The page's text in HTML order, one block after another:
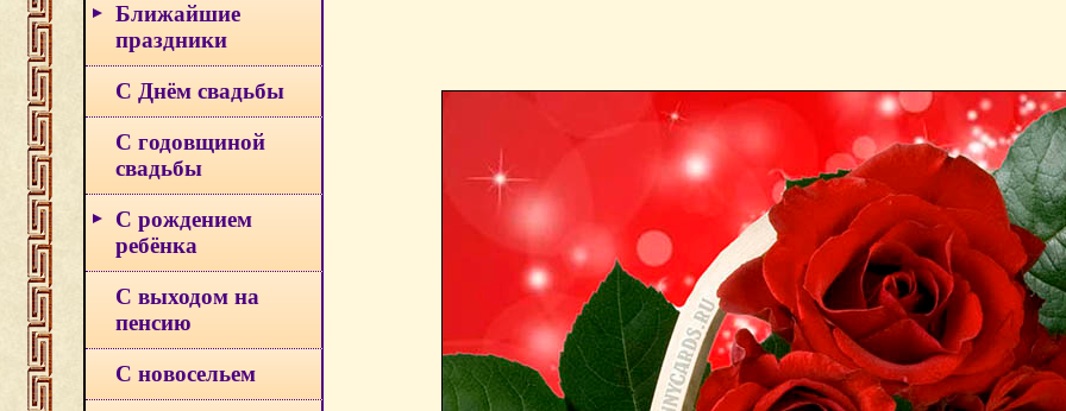
Ближайшие
праздники
С Днём свадьбы
С годовщиной
свадьбы
С рождением
ребёнка
С выходом на
пенсию
С новосельем